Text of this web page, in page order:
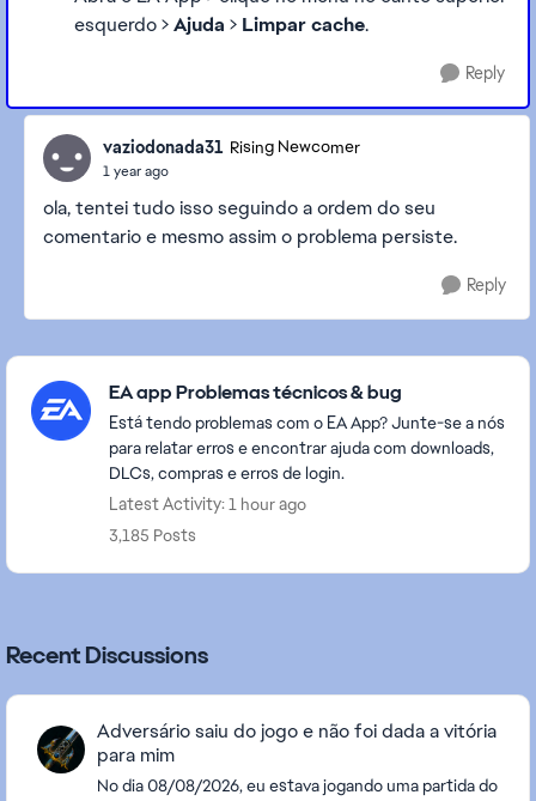
esquerdo >Ajuda > Limpar cache.
Reply
vaziodonada31 Rising Newcomer
1 year ago
ola, tentei tudo isso seguindo a ordem do seu
comentario e mesmo assim o problema persiste.
Reply
Featured Places
EA app Problemas técnicos & bug
Está tendo problemas com o EA App? Junte-se a nós
para relatar erros e encontrar ajuda com downloads,
DLCs, compras e erros de login.
Latest Activity: 1 hour ago
3,185 Posts
Recent Discussions
Adversário saiu do jogo e não foi dada a vitória
para mim
No dia 08/08/2026, eu estava jogando uma partida do